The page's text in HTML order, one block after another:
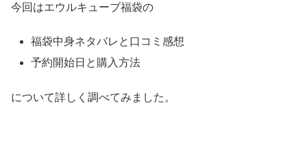
今回はエウルキューブ福袋の
福袋中身ネタバレと口コミ感想
予約開始日と購入方法
について詳しく調べてみました。